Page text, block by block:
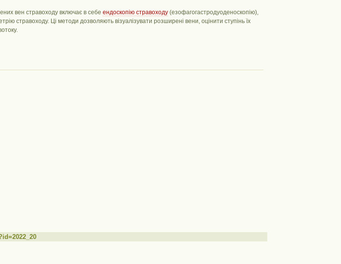
вен стравоходу включає в себе ендоскопію стравоходу (езофагогастродуоденоскопію),
стравоходу. Ці методи дозволяють візуалізувати розширені вени, оцінити ступінь їх